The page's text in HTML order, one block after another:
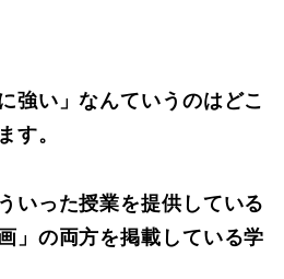
強い」なんていうのはどこ
す。
いった授業を提供している
」の両方を掲載している学